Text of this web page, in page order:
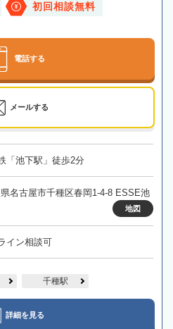
初回相談無料
電話する
メールする
「池下駅」徒歩2分
名古屋市千種区春岡1-4-8 ESSE池
地図
イン相談可
千種駅
詳細を見る